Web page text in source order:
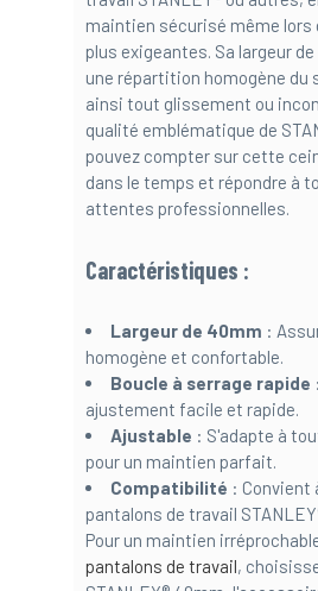
maintien sécurisé même
plus exigeantes. Sa largeur
une répartition homogène du
ainsi tout glissement ou
qualité emblématique de
pouvez compter sur cette
dans le temps et répondre à
attentes professionnelles.
Caractéristiques :
Largeur de 40mm :
homogène et confortable.
Boucle à serrage rapide
ajustement facile et rapide.
Ajustable : S'adapte à
pour un maintien parfait.
Compatibilité : Convient
pantalons de travail
Pour un maintien
pantalons de travail,